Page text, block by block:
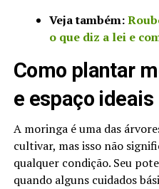
Veja também:
o que diz a lei e
Como plantar
e espaço ideais
A moringa é uma das
cultivar, mas isso não
qualquer condição. Seu
quando alguns cuidados